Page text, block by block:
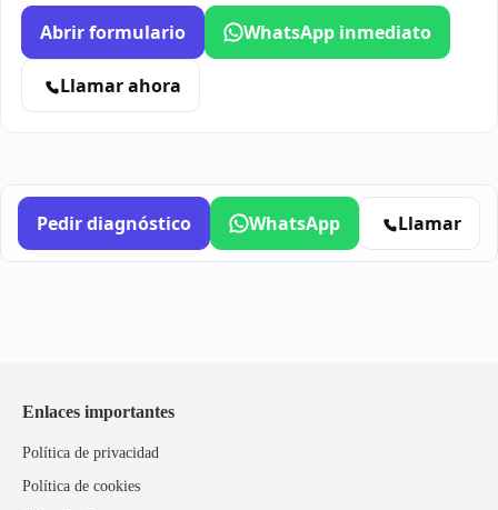
Abrir formulario WhatsApp inmediato
Llamar ahora
Pedir diagnóstico WhatsApp Llamar
Enlaces importantes
Política de privacidad
Política de cookies